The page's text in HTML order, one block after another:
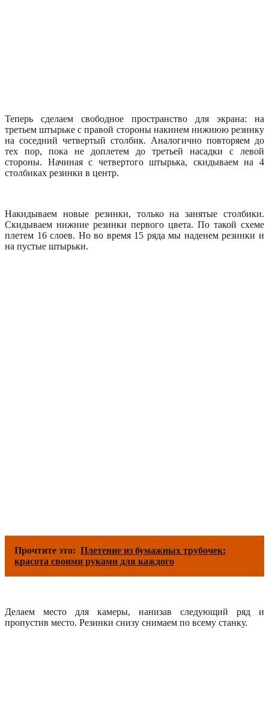
Теперь сделаем свободное пространство для экрана: на
третьем штырьке с правой стороны накинем нижнюю резинку
на соседний четвертый столбик. Аналогично повторяем до
тех пор, пока не доплетем до третьей насадки с левой
стороны. Начиная с четвертого штырька, скидываем на 4
столбиках резинки в центр.
Накидываем новые резинки, только на занятые столбики.
Скидываем нижние резинки первого цвета. По такой схеме
плетем 16 слоев. Но во время 15 ряда мы наденем резинки и
на пустые штырьки.
Прочтите это: Плетение из бумажных трубочек:
красота своими руками для каждого
Делаем место для камеры, нанизав следующий ряд и
пропустив место. Резинки снизу снимаем по всему станку.